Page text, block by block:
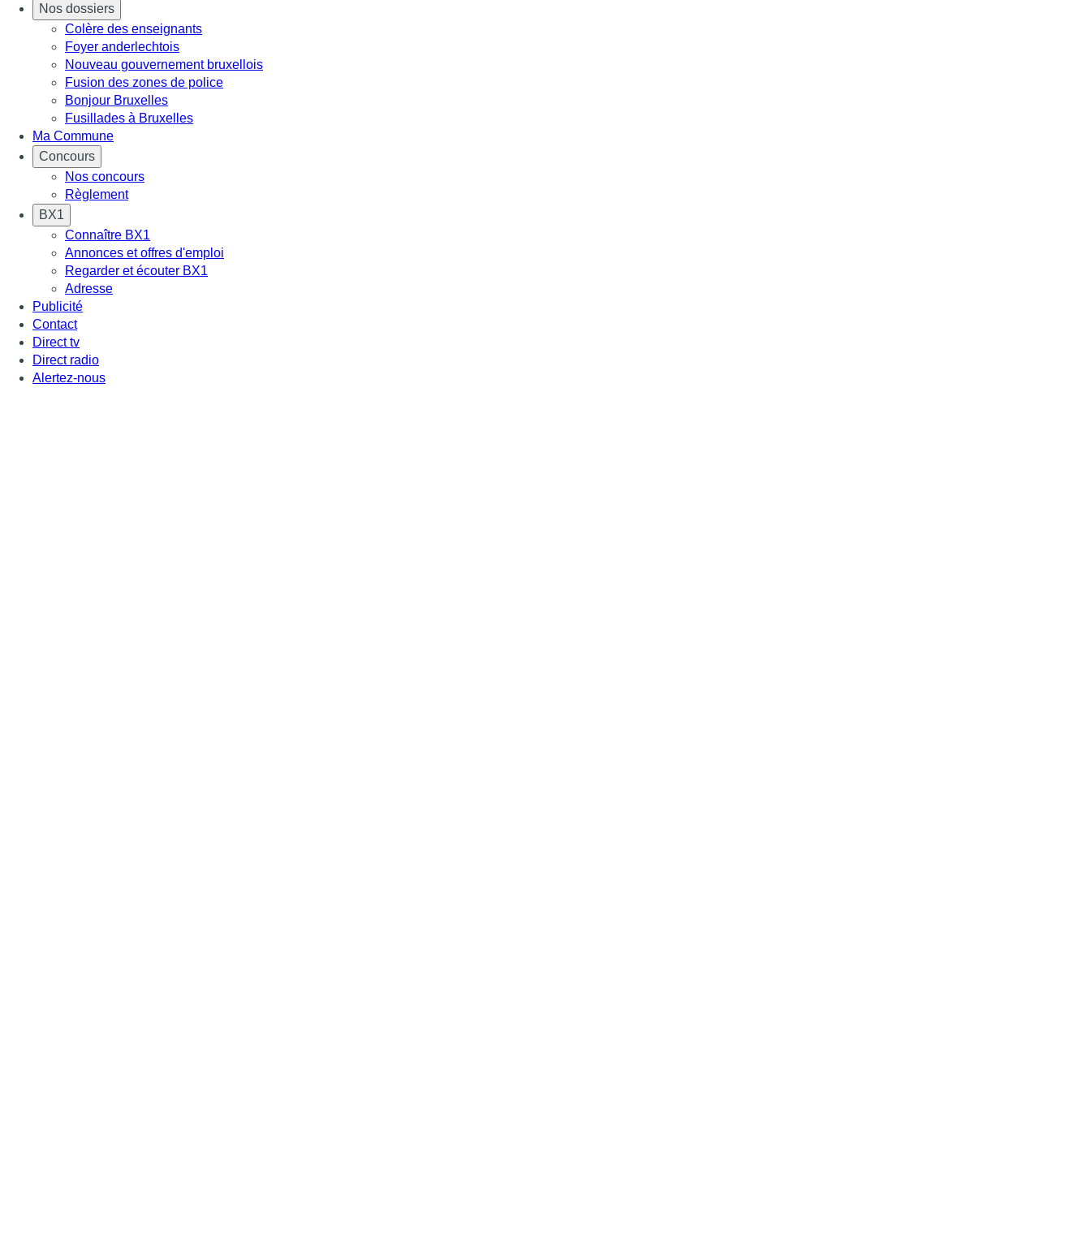
Nos dossiers
Colère des enseignants
Foyer anderlechtois
Nouveau gouvernement bruxellois
Fusion des zones de police
Bonjour Bruxelles
Fusillades à Bruxelles
Ma Commune
Concours
Nos concours
Règlement
BX1
Connaître BX1
Annonces et offres d'emploi
Regarder et écouter BX1
Adresse
Publicité
Contact
Direct tv
Direct radio
Alertez-nous